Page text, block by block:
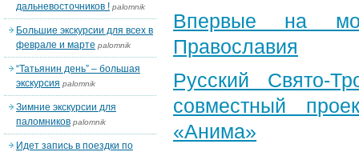
Впервые на
Православия
Русский Свято-
совместный
«Анима»
дальневосточников ! palomnik
Большие экскурсии для всех в
феврале и марте palomnik
“Татьянин день” – большая
экскурсия palomnik
Зимние экскурсии для
паломников palomnik
Идет запись в поездки по